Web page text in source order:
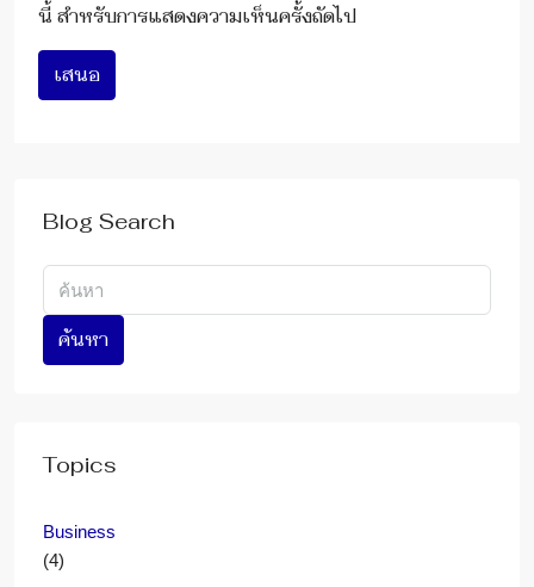
นี้ สำหรับการแสดงความเห็นครั้งถัดไป
เสนอ
Blog Search
ค้นหา
Topics
Business
(4)